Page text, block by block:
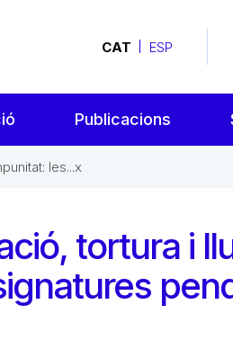
CAT ESP
Publicacions
les...x
tortura i